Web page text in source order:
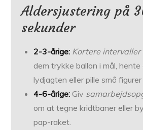
Aldersjustering på
sekunder
2-3-årige: Kortere intervaller
dem trykke ballon i mål,
lydjagten eller pille små
4-6-årige: Giv
om at tegne kridtbaner eller
pap-raket.